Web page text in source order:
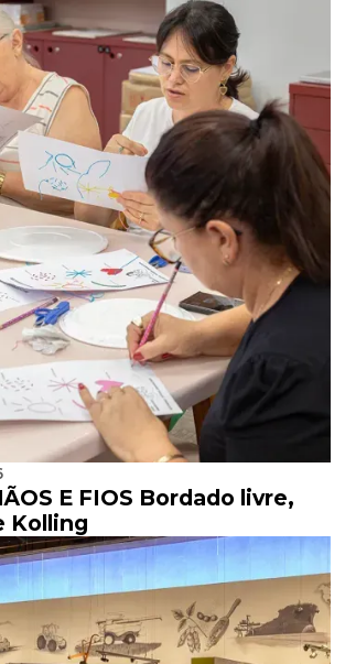
E FIOS Bordado livre,
Kolling